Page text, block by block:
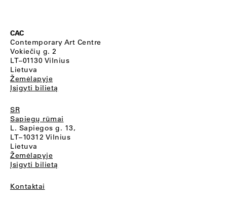
CAC
Contemporary Art Centre
Vokiečių g. 2
LT–01130 Vilnius
Lietuva
Žemėlapyje
Įsigyti bilietą
SR
Sapiegų rūmai
L. Sapiegos g. 13,
LT–10312 Vilnius
Lietuva
Žemėlapyje
Įsigyti bilietą
Kontaktai